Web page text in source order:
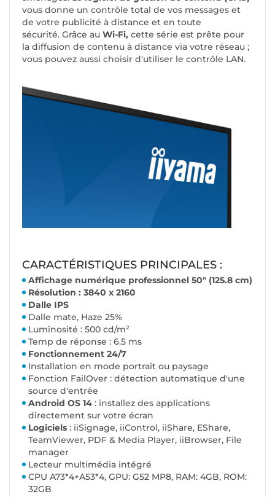
vous donne un contrôle total de vos messages et
de votre publicité à distance et en toute
sécurité. Grâce au Wi-Fi, cette série est prête pour
la diffusion de contenu à distance via votre réseau ;
vous pouvez aussi choisir d'utiliser le contrôle LAN.
CARACTÉRISTIQUES PRINCIPALES :
Affichage numérique professionnel 50" (125.8 cm)
Résolution : 3840 x 2160
Dalle IPS
Dalle mate, Haze 25%
Luminosité : 500 cd/m²
Temp de réponse : 6.5 ms
Fonctionnement 24/7
Installation en mode portrait ou paysage
Fonction FailOver : détection automatique d'une
source d'entrée
Android OS 14 : installez des applications
directement sur votre écran
Logiciels : iiSignage, iiControl, iiShare, EShare,
TeamViewer, PDF & Media Player, iiBrowser, File
manager
Lecteur multimédia intégré
CPU A73*4+A53*4, GPU: G52 MP8, RAM: 4GB, ROM:
32GB